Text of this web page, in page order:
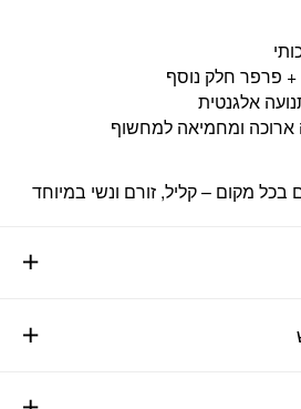
פרפר חלק נוסף
אלגנטית
ומחמיאה למחשוף
מקום – קליל, זורם ונשי במיוחד